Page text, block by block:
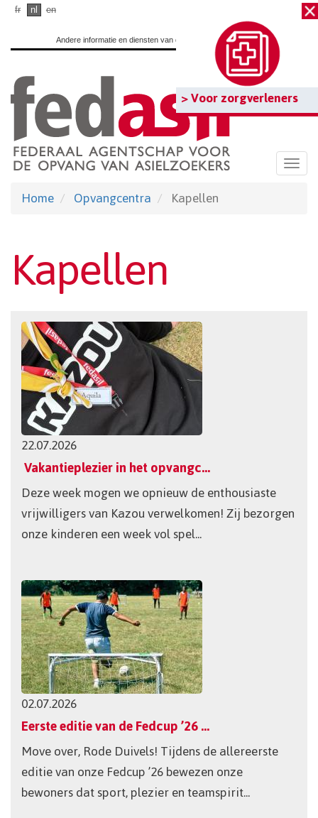
hoofdinhoud
> Voor zorgverleners
fr nl en
Andere informatie en diensten van de overheid:www.belgium.be
Home Opvangcentra Kapellen
Kapellen
22.07.2026
Vakantieplezier in het opvangcentrum!
Deze week mogen we opnieuw de enthousiaste
vrijwilligers van Kazou verwelkomen! Zij bezorgen
onze kinderen een week vol spel...
02.07.2026
Eerste editie van de Fedcup ’26 zorgt voor sportieve topnamiddag
Move over, Rode Duivels! Tijdens de allereerste
editie van onze Fedcup ’26 bewezen onze
bewoners dat sport, plezier en teamspirit...